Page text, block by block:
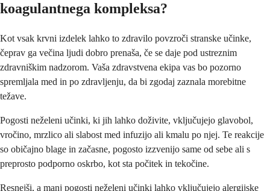
koagulantnega kompleksa?
Kot vsak krvni izdelek lahko to zdravilo povzroči stranske učinke,
čeprav ga večina ljudi dobro prenaša, če se daje pod ustreznim
zdravniškim nadzorom. Vaša zdravstvena ekipa vas bo pozorno
spremljala med in po zdravljenju, da bi zgodaj zaznala morebitne
težave.
Pogosti neželeni učinki, ki jih lahko doživite, vključujejo glavobol,
vročino, mrzlico ali slabost med infuzijo ali kmalu po njej. Te reakcije
so običajno blage in začasne, pogosto izzvenijo same od sebe ali s
preprosto podporno oskrbo, kot sta počitek in tekočine.
Resnejši, a manj pogosti neželeni učinki lahko vključujejo alergijske